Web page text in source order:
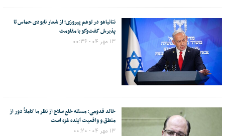
نتانیاهو در توهم پیروزی؛ از شعار نابودی حماس تا
پذیرش گفت‌وگو با مقاومت
۱۳ مهر ۰۴ - ۰۰:۳۶
خالد قدومی: مسئله خلع سلاح از نظر ما کاملاً دور از
منطق و واقعیت آینده غزه است
۱۳ مهر ۰۴ - ۰۰:۲۰